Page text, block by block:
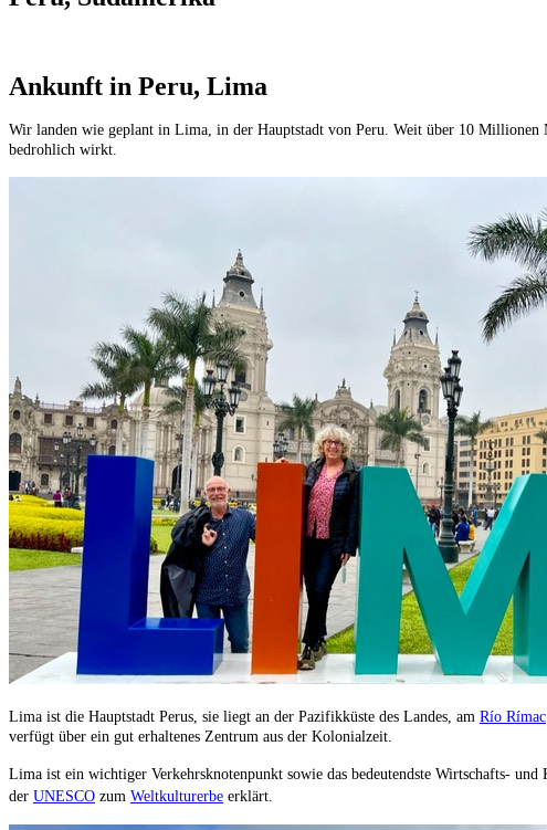
Ankunft in Peru, Lima
Wir landen wie geplant in Lima, in der Hauptstadt von Peru. Weit über 10 Millionen
bedrohlich wirkt.
Lima ist die Hauptstadt Perus, sie liegt an der Pazifikküste des Landes, am Río Rímac
verfügt über ein gut erhaltenes Zentrum aus der Kolonialzeit.
Lima ist ein wichtiger Verkehrsknotenpunkt sowie das bedeutendste Wirtschafts-
der UNESCO zum Weltkulturerbe erklärt.